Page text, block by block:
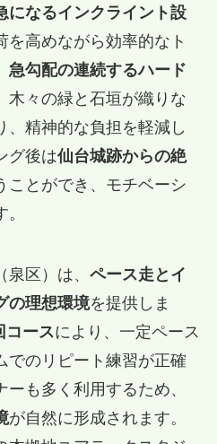
になるインクライント設
を高めながら効率的なト
急勾配の連続するハード
木々の緑と石垣が織りな
、精神的な負担を軽減し
グ後は仙台城跡からの絶
ことができ、モチベーシ
（泉区）は、 ペース走とイ
の理想環境を提供しま
コースにより、一定ペース
でのリピート練習が正確
も多く利用するため、
が自然に形成されます。